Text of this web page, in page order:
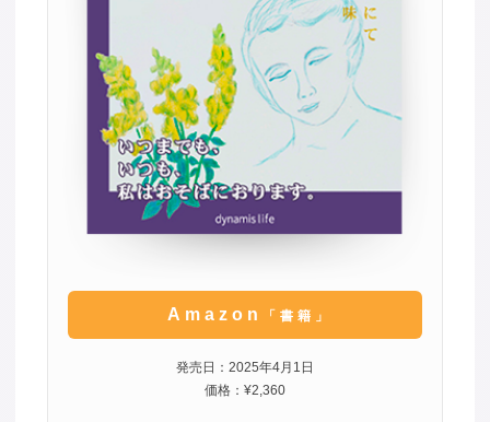
Amazon 「書籍」
発売日：2025年4月1日
価格：¥2,360